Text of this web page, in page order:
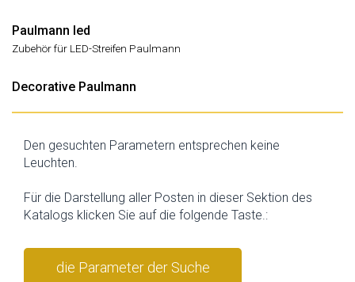
Paulmann led
Zubehör für LED-Streifen Paulmann
Decorative Paulmann
Den gesuchten Parametern entsprechen keine
Leuchten.
Für die Darstellung aller Posten in dieser Sektion des
Katalogs klicken Sie auf die folgende Taste.:
die Parameter der Suche